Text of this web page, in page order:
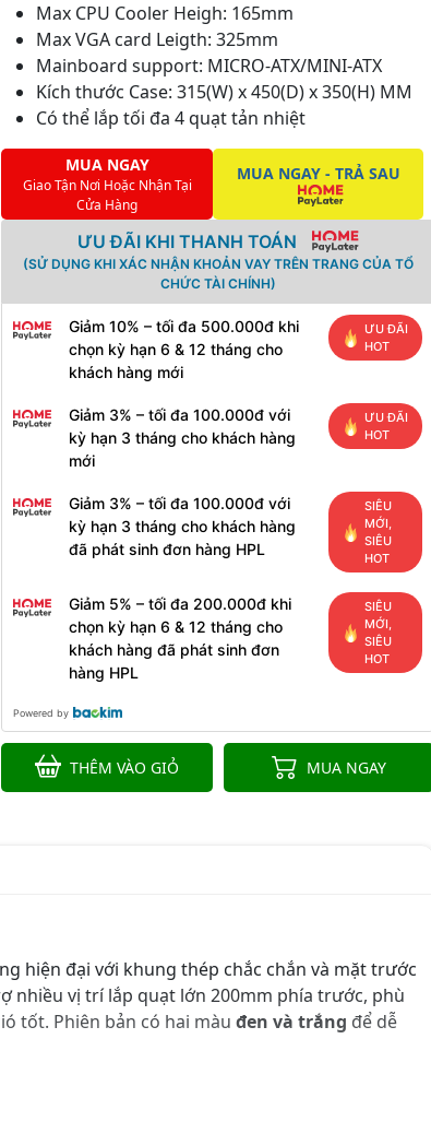
Max CPU Cooler Heigh: 165mm
Max VGA card Leigth: 325mm
Mainboard support: MICRO-ATX/MINI-ATX
Kích thước Case: 315(W) x 450(D) x 350(H) MM
Có thể lắp tối đa 4 quạt tản nhiệt
MUA NGAY
Giao Tận Nơi Hoặc Nhận Tại
Cửa Hàng
MUA NGAY - TRẢ SAU
ƯU ĐÃI KHI THANH TOÁN
(SỬ DỤNG KHI XÁC NHẬN KHOẢN VAY TRÊN TRANG CỦA TỔ
CHỨC TÀI CHÍNH)
Giảm 10% – tối đa 500.000đ khi
chọn kỳ hạn 6 & 12 tháng cho
khách hàng mới
ƯU ĐÃI
HOT
Giảm 3% – tối đa 100.000đ với
kỳ hạn 3 tháng cho khách hàng
mới
ƯU ĐÃI
HOT
Giảm 3% – tối đa 100.000đ với
kỳ hạn 3 tháng cho khách hàng
đã phát sinh đơn hàng HPL
SIÊU
MỚI,
SIÊU
HOT
Giảm 5% – tối đa 200.000đ khi
chọn kỳ hạn 6 & 12 tháng cho
khách hàng đã phát sinh đơn
hàng HPL
SIÊU
MỚI,
SIÊU
HOT
Powered by
THÊM VÀO GIỎ MUA NGAY
hiện đại với khung thép chắc chắn và mặt trước
nhiều vị trí lắp quạt lớn 200mm phía trước, phù
tốt. Phiên bản có hai màu đen và trắng để dễ